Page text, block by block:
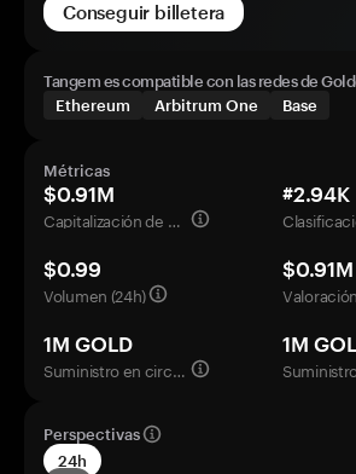
Conseguir billetera
Tangem es compatible con las redes de
Ethereum
Arbitrum One Base
Métricas
$0.91M
Capitalización de mercado
#2.94K
$0.99
Volumen (24h)
$0.91M
1M GOLD
Suministro en circulación
1M
Perspectivas
24h